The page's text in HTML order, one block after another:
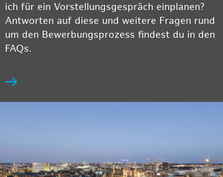
ich für ein Vorstellungsgespräch einplanen?
Antworten auf diese und weitere Fragen rund
um den Bewerbungsprozess findest du in den
FAQs.